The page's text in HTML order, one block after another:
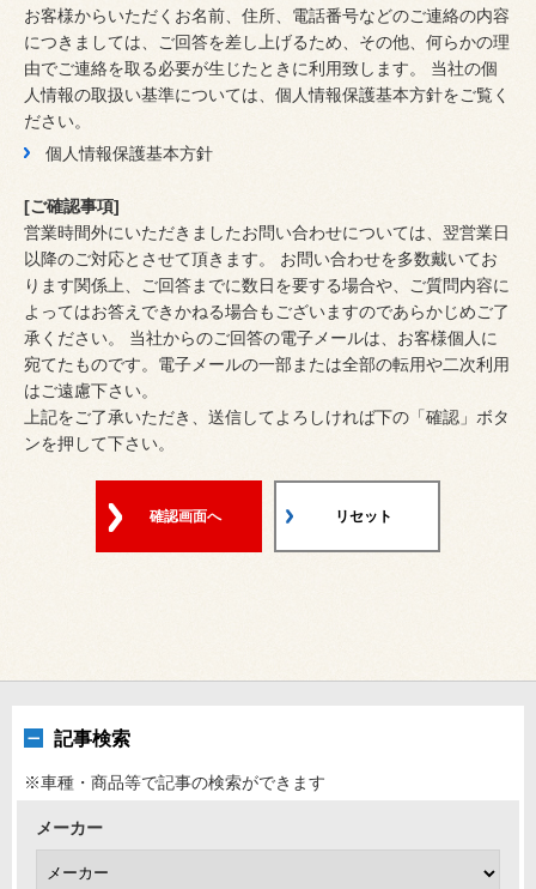
お客様からいただくお名前、住所、電話番号などのご連絡の内容
につきましては、ご回答を差し上げるため、その他、何らかの理
由でご連絡を取る必要が生じたときに利用致します。 当社の個
人情報の取扱い基準については、個人情報保護基本方針をご覧く
ださい。
個人情報保護基本方針
[ご確認事項]
営業時間外にいただきましたお問い合わせについては、翌営業日
以降のご対応とさせて頂きます。 お問い合わせを多数戴いてお
ります関係上、ご回答までに数日を要する場合や、ご質問内容に
よってはお答えできかねる場合もございますのであらかじめご了
承ください。 当社からのご回答の電子メールは、お客様個人に
宛てたものです。電子メールの一部または全部の転用や二次利用
はご遠慮下さい。
上記をご了承いただき、送信してよろしければ下の「確認」ボタ
ンを押して下さい。
確認画面へ リセット
記事検索
※車種・商品等で記事の検索ができます
メーカー